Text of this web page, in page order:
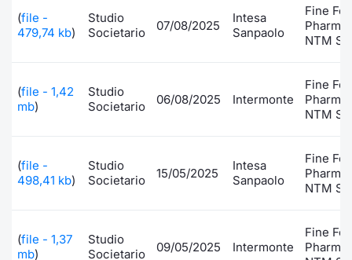
(file -
479,74 kb)
Studio
Societario
07/08/2025
Intesa
Sanpaolo
Fine
NTM
(file - 1,42
mb)
Studio
Societario
06/08/2025 Intermonte
Fine
NTM
(file -
498,41 kb)
Studio
Societario
15/05/2025
Intesa
Sanpaolo
Fine
NTM
(file - 1,37
mb)
Studio
Societario
09/05/2025 Intermonte
Fine
Avvisi
Market